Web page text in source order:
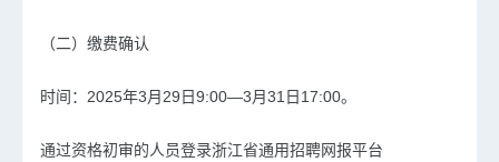
（二）缴费确认
时间：2025年3月29日9:00—3月31日17:00。
通过资格初审的人员登录浙江省通用招聘网报平台